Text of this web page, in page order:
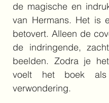
de magische en
van Hermans. Het is
betovert. Alleen de
de indringende,
beelden. Zodra je
voelt het boek
verwondering.